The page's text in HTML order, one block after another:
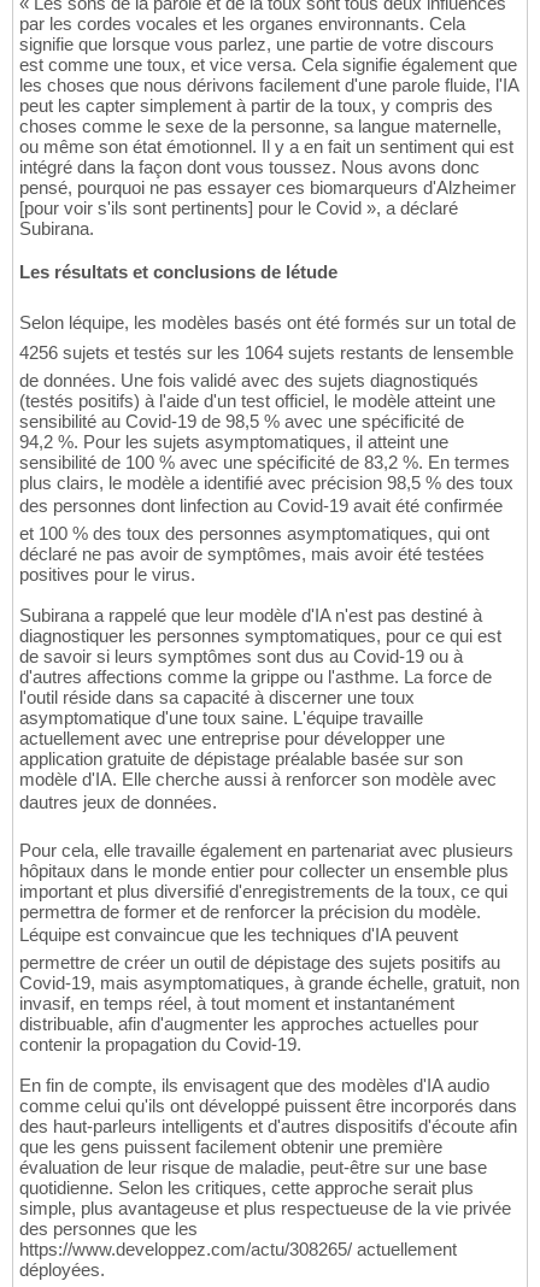
par les cordes vocales et les organes environnants. Cela
signifie que lorsque vous parlez, une partie de votre discours
est comme une toux, et vice versa. Cela signifie également que
les choses que nous dérivons facilement d'une parole fluide, l'IA
peut les capter simplement à partir de la toux, y compris des
choses comme le sexe de la personne, sa langue maternelle,
ou même son état émotionnel. Il y a en fait un sentiment qui est
intégré dans la façon dont vous toussez. Nous avons donc
pensé, pourquoi ne pas essayer ces biomarqueurs d'Alzheimer
[pour voir s'ils sont pertinents] pour le Covid », a déclaré
Subirana.
Les résultats et conclusions de létude
Selon léquipe, les modèles basés ont été formés sur un total de
4256 sujets et testés sur les 1064 sujets restants de lensemble
de données. Une fois validé avec des sujets diagnostiqués
(testés positifs) à l'aide d'un test officiel, le modèle atteint une
sensibilité au Covid-19 de 98,5 % avec une spécificité de
94,2 %. Pour les sujets asymptomatiques, il atteint une
sensibilité de 100 % avec une spécificité de 83,2 %. En termes
plus clairs, le modèle a identifié avec précision 98,5 % des toux
des personnes dont linfection au Covid-19 avait été confirmée
et 100 % des toux des personnes asymptomatiques, qui ont
déclaré ne pas avoir de symptômes, mais avoir été testées
positives pour le virus.
Subirana a rappelé que leur modèle d'IA n'est pas destiné à
diagnostiquer les personnes symptomatiques, pour ce qui est
de savoir si leurs symptômes sont dus au Covid-19 ou à
d'autres affections comme la grippe ou l'asthme. La force de
l'outil réside dans sa capacité à discerner une toux
asymptomatique d'une toux saine. L'équipe travaille
actuellement avec une entreprise pour développer une
application gratuite de dépistage préalable basée sur son
modèle d'IA. Elle cherche aussi à renforcer son modèle avec
dautres jeux de données.
Pour cela, elle travaille également en partenariat avec plusieurs
hôpitaux dans le monde entier pour collecter un ensemble plus
important et plus diversifié d'enregistrements de la toux, ce qui
permettra de former et de renforcer la précision du modèle.
Léquipe est convaincue que les techniques d'IA peuvent
permettre de créer un outil de dépistage des sujets positifs au
Covid-19, mais asymptomatiques, à grande échelle, gratuit, non
invasif, en temps réel, à tout moment et instantanément
distribuable, afin d'augmenter les approches actuelles pour
contenir la propagation du Covid-19.
En fin de compte, ils envisagent que des modèles d'IA audio
comme celui qu'ils ont développé puissent être incorporés dans
des haut-parleurs intelligents et d'autres dispositifs d'écoute afin
que les gens puissent facilement obtenir une première
évaluation de leur risque de maladie, peut-être sur une base
quotidienne. Selon les critiques, cette approche serait plus
simple, plus avantageuse et plus respectueuse de la vie privée
des personnes que les
https://www.developpez.com/actu/308265/ actuellement
déployées.